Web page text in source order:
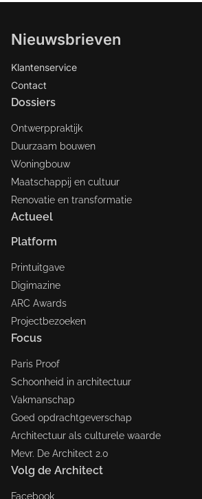
Nieuwsbrieven
Klantenservice
Contact
Dossiers
Ontwerppraktijk
Duurzaam bouwen
Woningbouw
Maatschappij en cultuur
Renovatie en transformatie
Actueel
Platform
Printuitgave
Digimazine
ARC Awards
Projectbezoeken
Focus
Paris Proof
Schoonheid in architectuur
Vakmanschap
Goed opdrachtgeverschap
Architectuur als culturele waarde
Mevr. De Architect 2.0
Volg de Architect
Facebook